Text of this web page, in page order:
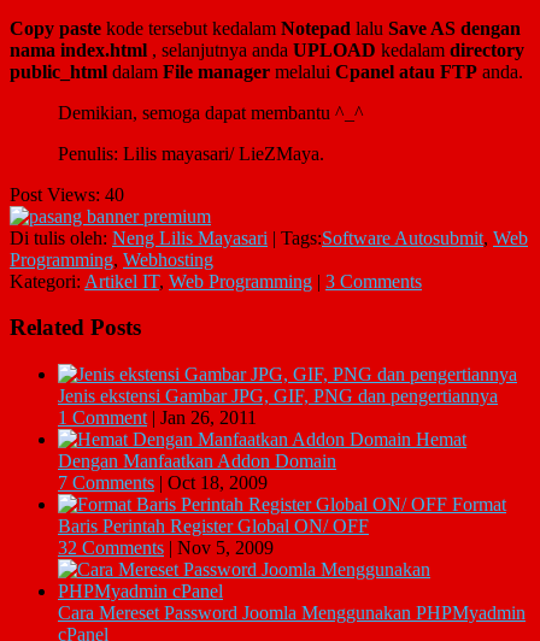
Copy paste kode tersebut kedalam Notepad lalu Save AS dengan
nama index.html , selanjutnya anda UPLOAD kedalam directory
public_html dalam File manager melalui Cpanel atau FTP anda.
Demikian, semoga dapat membantu ^_^
Penulis: Lilis mayasari/ LieZMaya.
Post Views: 40
Di tulis oleh: Neng Lilis Mayasari | Tags:Software Autosubmit, Web
Programming, Webhosting
Kategori: Artikel IT, Web Programming | 3 Comments
Related Posts
Jenis ekstensi Gambar JPG, GIF, PNG dan pengertiannya
1 Comment | Jan 26, 2011
Hemat
Dengan Manfaatkan Addon Domain
7 Comments | Oct 18, 2009
Format
Baris Perintah Register Global ON/ OFF
32 Comments | Nov 5, 2009
Cara Mereset Password Joomla Menggunakan PHPMyadmin
cPanel